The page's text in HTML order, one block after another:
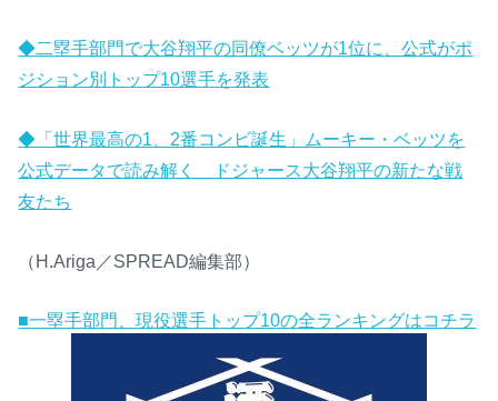
◆二塁手部門で大谷翔平の同僚ベッツが1位に、公式がポ
ジション別トップ10選手を発表
◆「世界最高の1、2番コンビ誕生」ムーキー・ベッツを
公式データで読み解く ドジャース大谷翔平の新たな戦
友たち
（H.Ariga／SPREAD編集部）
■一塁手部門、現役選手トップ10の全ランキングはコチラ